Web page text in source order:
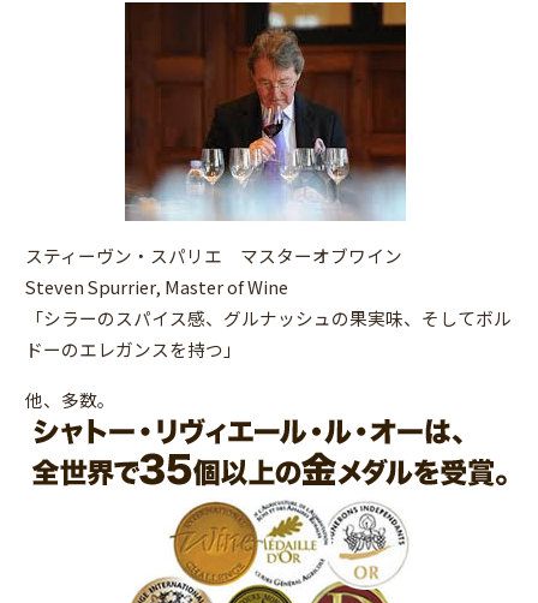
スティーヴン・スパリエ マスターオブワイン
Steven Spurrier, Master of Wine
「シラーのスパイス感、グルナッシュの果実味、そしてボル
ドーのエレガンスを持つ」
他、多数。